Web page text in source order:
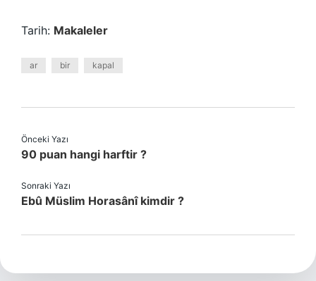
Tarih: Makaleler
ar bir kapal
Önceki Yazı
90 puan hangi harftir ?
Sonraki Yazı
Ebû Müslim Horasânî kimdir ?